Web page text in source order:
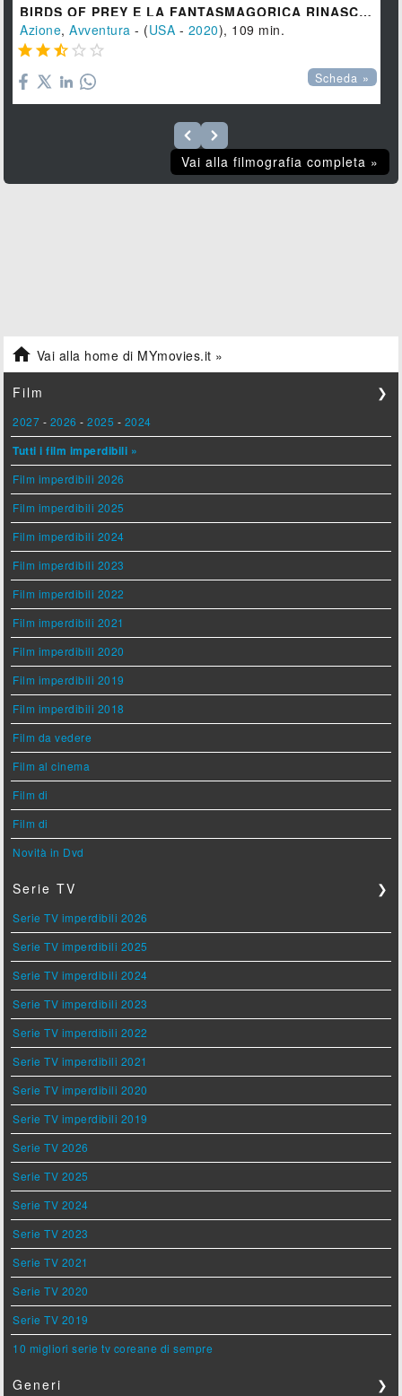
BIRDS OF PREY E LA FANTASMAGORICA RINASCITA DI HARLEY QUINN
Azione,Avventura - (USA - 2020), 109 min.
    
Scheda »
Vai alla filmografia completa »
 Vai alla home di MYmovies.it »
Film ❯
2027 - 2026 -2025 - 2024
Tutti i film imperdibili »
Film imperdibili 2026
Film imperdibili 2025
Film imperdibili 2024
Film imperdibili 2023
Film imperdibili 2022
Film imperdibili 2021
Film imperdibili 2020
Film imperdibili 2019
Film imperdibili 2018
Film da vedere
Film al cinema
Film di
Film di
Novità in Dvd
Serie TV ❯
Serie TV imperdibili 2026
Serie TV imperdibili 2025
Serie TV imperdibili 2024
Serie TV imperdibili 2023
Serie TV imperdibili 2022
Serie TV imperdibili 2021
Serie TV imperdibili 2020
Serie TV imperdibili 2019
Serie TV 2026
Serie TV 2025
Serie TV 2024
Serie TV 2023
Serie TV 2021
Serie TV 2020
Serie TV 2019
10 migliori serie tv coreane di sempre
Generi ❯